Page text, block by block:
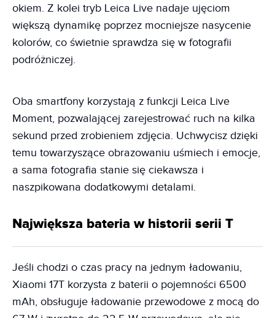
okiem. Z kolei tryb Leica Live nadaje ujęciom
większą dynamikę poprzez mocniejsze nasycenie
kolorów, co świetnie sprawdza się w fotografii
podróżniczej.
Oba smartfony korzystają z funkcji Leica Live
Moment, pozwalającej zarejestrować ruch na kilka
sekund przed zrobieniem zdjęcia. Uchwycisz dzięki
temu towarzyszące obrazowaniu uśmiech i emocje,
a sama fotografia stanie się ciekawsza i
naszpikowana dodatkowymi detalami.
Największa bateria w historii serii T
Jeśli chodzi o czas pracy na jednym ładowaniu,
Xiaomi 17T korzysta z baterii o pojemności 6500
mAh, obsługuje ładowanie przewodowe z mocą do